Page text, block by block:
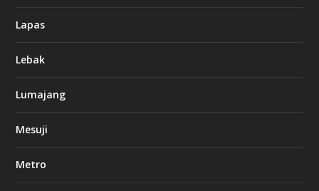
Lapas
Lebak
Lumajang
Mesuji
Metro